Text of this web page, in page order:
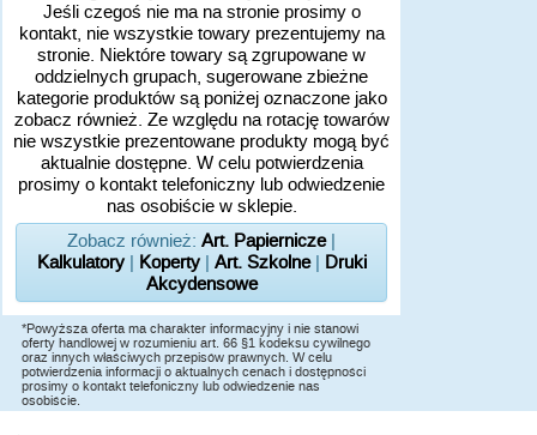
Jeśli czegoś nie ma na stronie prosimy o
kontakt, nie wszystkie towary prezentujemy na
stronie. Niektóre towary są zgrupowane w
oddzielnych grupach, sugerowane zbieżne
kategorie produktów są poniżej oznaczone jako
zobacz również. Ze względu na rotację towarów
nie wszystkie prezentowane produkty mogą być
aktualnie dostępne. W celu potwierdzenia
prosimy o kontakt telefoniczny lub odwiedzenie
nas osobiście w sklepie.
Zobacz również: Art. Papiernicze|
Kalkulatory| Koperty| Art. Szkolne| Druki
Akcydensowe
*Powyższa oferta ma charakter informacyjny i nie stanowi
oferty handlowej w rozumieniu art. 66 §1 kodeksu cywilnego
oraz innych właściwych przepisów prawnych. W celu
potwierdzenia informacji o aktualnych cenach i dostępności
prosimy o kontakt telefoniczny lub odwiedzenie nas
osobiście.